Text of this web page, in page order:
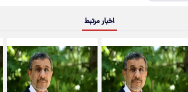
اخبار مرتبط